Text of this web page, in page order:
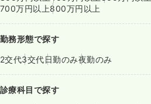
700万円以上800万円以上
勤務形態で探す
2交代3交代日勤のみ夜勤のみ
診療科目で探す